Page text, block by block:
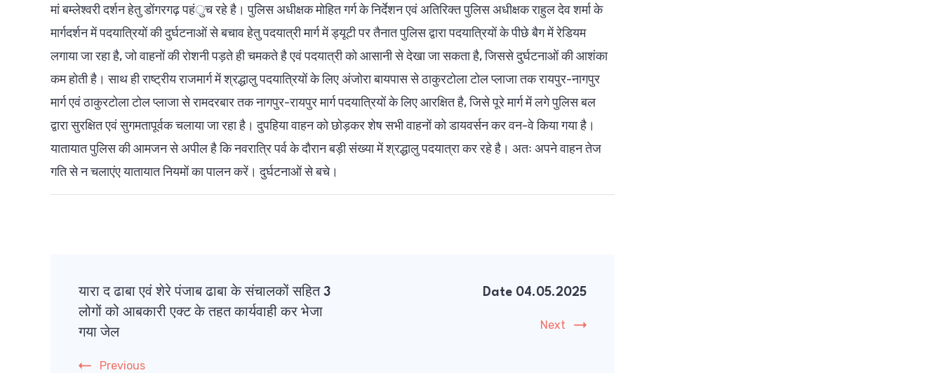
मां बम्लेश्वरी दर्शन हेतु डोंगरगढ़ पहंुच रहे है। पुलिस अधीक्षक मोहित गर्ग के निर्देशन एवं अतिरिक्त पुलिस अधीक्षक राहुल देव शर्मा के
मार्गदर्शन में पदयात्रियों की दुर्घटनाओं से बचाव हेतु पदयात्री मार्ग में ड्यूटी पर तैनात पुलिस द्वारा पदयात्रियों के पीछे बैग में रेडियम
लगाया जा रहा है, जो वाहनों की रोशनी पड़ते ही चमकते है एवं पदयात्री को आसानी से देखा जा सकता है, जिससे दुर्घटनाओं की आशंका
कम होती है। साथ ही राष्ट्रीय राजमार्ग में श्रद्धालु पदयात्रियों के लिए अंजोरा बायपास से ठाकुरटोला टोल प्लाजा तक रायपुर-नागपुर
मार्ग एवं ठाकुरटोला टोल प्लाजा से रामदरबार तक नागपुर-रायपुर मार्ग पदयात्रियों के लिए आरक्षित है, जिसे पूरे मार्ग में लगे पुलिस बल
द्वारा सुरक्षित एवं सुगमतापूर्वक चलाया जा रहा है। दुपहिया वाहन को छोड़कर शेष सभी वाहनों को डायवर्सन कर वन-वे किया गया है।
यातायात पुलिस की आमजन से अपील है कि नवरात्रि पर्व के दौरान बड़ी संख्या में श्रद्धालु पदयात्रा कर रहे है। अतः अपने वाहन तेज
गति से न चलाएंए यातायात नियमों का पालन करें। दुर्घटनाओं से बचे।
Navigation
यारा द ढाबा एवं शेरे पंजाब ढाबा के संचालकों सहित 3
लोगों को आबकारी एक्ट के तहत कार्यवाही कर भेजा
गया जेल
Previous
Date 04.05.2025
Next